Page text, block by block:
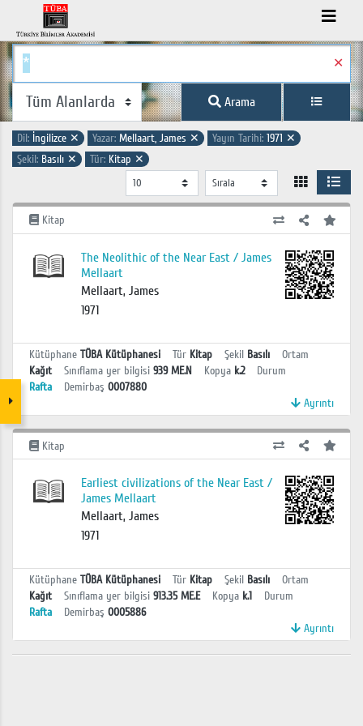
✕
Arama
Dil: İngilizce ✕ Yazar: Mellaart, James ✕ Yayın Tarihi: 1971 ✕
Şekil: Basılı ✕ Tür: Kitap ✕
Kitap
The Neolithic of the Near East / James
Mellaart
Mellaart, James
1971
Kütüphane TÜBA Kütüphanesi Tür Kitap Şekil Basılı
Ortam
Kağıt
Sınıflama yer bilgisi 939 ME.N Kopya k.2
Durum
Rafta
Demirbaş 0007880
Ayrıntı
Kitap
Earliest civilizations of the Near East /
James Mellaart
Mellaart, James
1971
Kütüphane TÜBA Kütüphanesi Tür Kitap Şekil Basılı
Ortam
Kağıt
Sınıflama yer bilgisi 913.35 ME.E Kopya k.1
Durum
Rafta
Demirbaş 0005886
Ayrıntı